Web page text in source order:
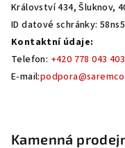
Království 434, Šluknov,
ID datové schránky:
Kontaktní údaje:
Telefon: +420 778 043 403
E-mail:
Kamenná